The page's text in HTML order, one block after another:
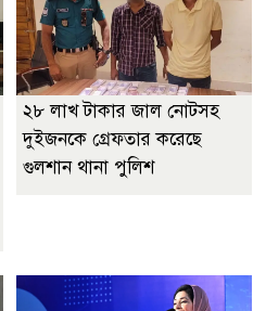
২৮ লাখ টাকার জাল নোটসহ
দুইজনকে গ্রেফতার করেছে
গুলশান থানা পুলিশ